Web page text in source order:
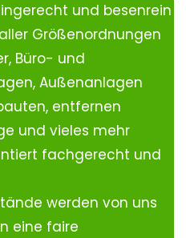
und besenrein
Größenordnungen
Büro- und
Außenanlagen
entfernen
und vieles mehr
fachgerecht und
werden von uns
eine faire